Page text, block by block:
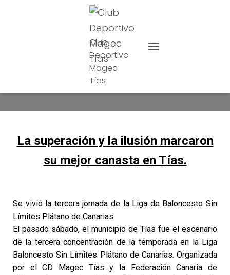
Club
Deportivo
Magec
Tías
Ilusión sin límites
La superación y la ilusión marcaron
su mejor canasta en Tías.
Se vivió la tercera jornada de la Liga de Baloncesto Sin
Límites Plátano de Canarias
El pasado sábado, el municipio de Tías fue el escenario
de la tercera concentración de la temporada en la Liga
Baloncesto Sin Límites Plátano de Canarias. Organizada
por el CD Magec Tías y la Federación Canaria de